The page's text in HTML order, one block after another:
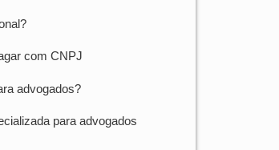
com CNPJ
advogados?
para advogados